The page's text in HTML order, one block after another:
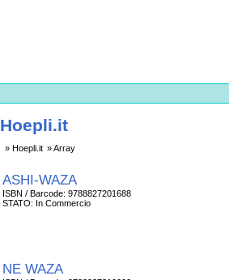
Hoepli.it
Hoepli.it Array
ASHI-WAZA
ISBN / Barcode: 9788827201688
STATO: In Commercio
NE WAZA